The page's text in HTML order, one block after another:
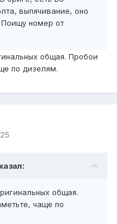
выпячивание, оно
Поищу номер от
общая. Пробои
по дизелям.
общая.
чаще по